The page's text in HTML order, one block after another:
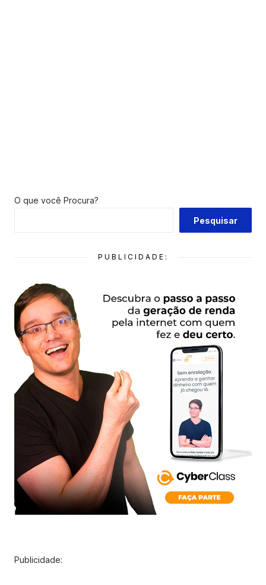
O que você Procura?
Pesquisar
PUBLICIDADE:
Publicidade: